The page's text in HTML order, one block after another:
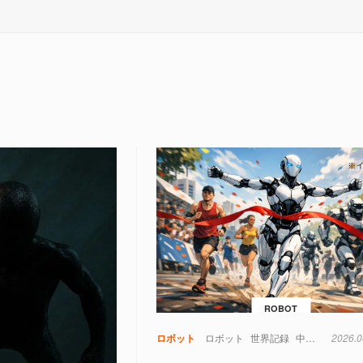
ROBOT
ロボット ロボット 世界記録 中国 衛星